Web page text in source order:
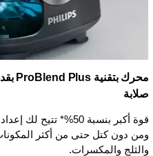
صلابة
قوة أكبر بنسبة 50%*
ومن دون كتل حتى من أكثر
والثلج والمكسرات.